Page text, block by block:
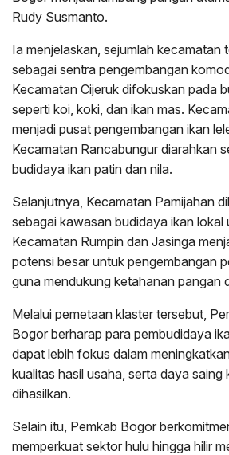
Rudy Susmanto.
Ia menjelaskan, sejumlah kecamatan
sebagai sentra pengembangan
Kecamatan Cijeruk difokuskan pada
seperti koi, koki, dan ikan mas.
menjadi pusat pengembangan ikan
Kecamatan Rancabungur diarahkan
budidaya ikan patin dan nila.
Selanjutnya, Kecamatan Pamijahan
sebagai kawasan budidaya ikan lokal
Kecamatan Rumpin dan Jasinga
potensi besar untuk pengembangan
guna mendukung ketahanan pangan
Melalui pemetaan klaster tersebut,
Bogor berharap para pembudidaya
dapat lebih fokus dalam
kualitas hasil usaha, serta daya
dihasilkan.
Selain itu, Pemkab Bogor
memperkuat sektor hulu hingga hilir